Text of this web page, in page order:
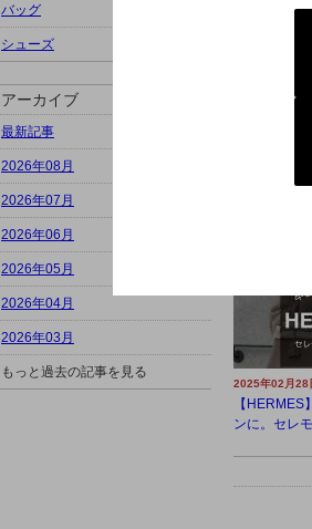
2025年02月28
【
ンに。セレ
バッグ
シューズ
アーカイブ
最新記事
2026年08月
2026年07月
2026年06月
2026年05月
2026年04月
2026年03月
もっと過去の記事を見る